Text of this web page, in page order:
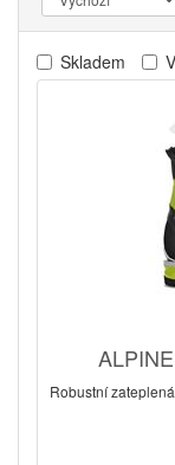
Skladem
Robustní